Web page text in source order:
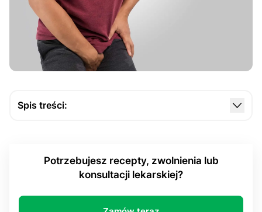
Spis treści:
Diagnoza raka jądra
Potrzebujesz recepty, zwolnienia lub
konsultacji lekarskiej?